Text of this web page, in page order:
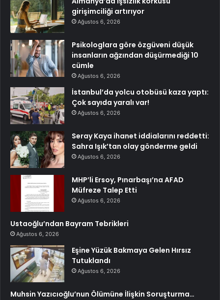
girişimciliği artırıyor
Ağustos 6, 2026
Psikologlara göre özgüveni düşük
insanların ağzından düşürmediği 10
cümle
Ağustos 6, 2026
İstanbul’da yolcu otobüsü kaza yaptı:
Çok sayıda yaralı var!
Ağustos 6, 2026
Seray Kaya ihanet iddialarını reddetti:
Sahra Işık’tan olay gönderme geldi
Ağustos 6, 2026
MHP’li Ersoy, Pınarbaşı’na AFAD
Müfreze Talep Etti
Ağustos 6, 2026
Ustaoğlu’ndan Bayram Tebrikleri
Ağustos 6, 2026
Eşine Yüzük Bakmaya Gelen Hırsız
Tutuklandı
Ağustos 6, 2026
Muhsin Yazıcıoğlu’nun Ölümüne İlişkin Soruşturma…